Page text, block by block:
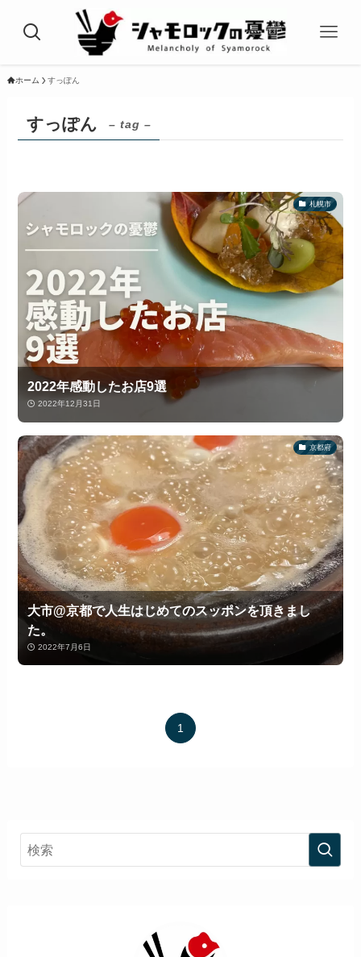
ホーム すっぽん
すっぽん – tag –
札幌市
2022年感動したお店9選
2022年12月31日
京都府
大市@京都で人生はじめてのスッポンを頂きまし
た。
2022年7月6日
1